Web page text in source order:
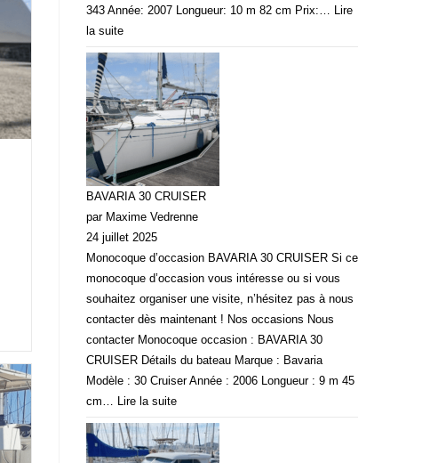
343 Année: 2007 Longueur: 10 m 82 cm Prix:… Lire
la suite
BAVARIA 30 CRUISER
par Maxime Vedrenne
24 juillet 2025
Monocoque d’occasion BAVARIA 30 CRUISER Si ce
monocoque d’occasion vous intéresse ou si vous
souhaitez organiser une visite, n’hésitez pas à nous
contacter dès maintenant ! Nos occasions Nous
contacter Monocoque occasion : BAVARIA 30
CRUISER Détails du bateau Marque : Bavaria
Modèle : 30 Cruiser Année : 2006 Longueur : 9 m 45
cm… Lire la suite